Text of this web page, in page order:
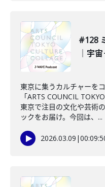
#128
｜宇
東京に集うカルチャーを
「ARTS COUNCIL
東京で注目の文化や芸術
ックをお届け。今回は、...
2026.03.09 |